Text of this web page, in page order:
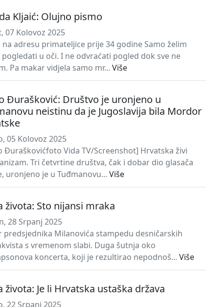
Kljaić: Olujno pismo
07 Kolovoz 2025
na adresu primateljice prije 34 godine Samo želim
u oči. I ne odvraćati pogled dok sve ne
Pa makar vidjela samo mr... Više
Đurašković: Društvo je uronjeno u
neistinu da je Jugoslavija bila Mordor
05 Kolovoz 2025
Đuraškovićfoto Vida TV/Screenshot] Hrvatska živi
Tri četvrtine društva, čak i dobar dio glasača
uronjeno je u Tuđmanovu... Više
života: Sto nijansi mraka
28 Srpanj 2025
predsjednika Milanovića stampedu desničarskih
s vremenom slabi. Duga šutnja oko
koncerta, koji je rezultirao nepodnoš... Više
života: Je li Hrvatska ustaška država
22 Srpanj 2025